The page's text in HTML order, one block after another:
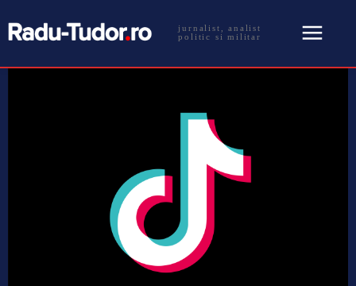
jurnalist, analist
politic si militar